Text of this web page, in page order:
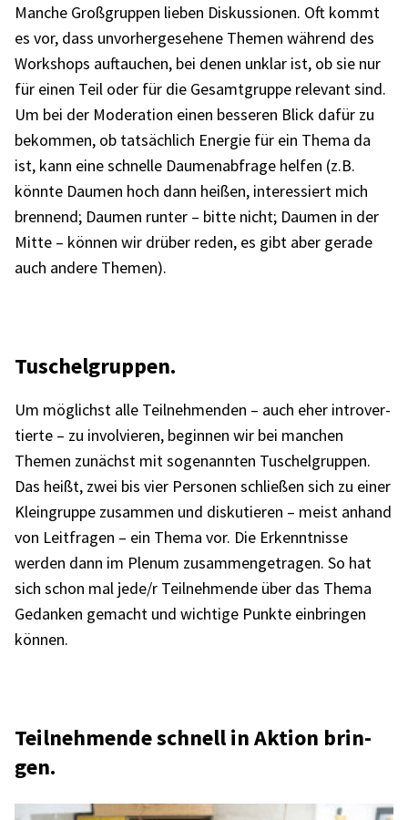
Manche Groß­grup­pen lieben Diskus­sio­nen. Oft kommt
es vor, dass unvor­her­ge­se­hene Themen während des
Work­shops auftau­chen, bei denen unklar ist, ob sie nur
für einen Teil oder für die Gesamt­gruppe rele­vant sind.
Um bei der Mode­ra­tion einen besse­ren Blick dafür zu
bekom­men, ob tatsäch­lich Ener­gie für ein Thema da
ist, kann eine schnelle Daumen­ab­frage helfen (z.B.
könnte Daumen hoch dann heißen, inter­es­siert mich
bren­nend; Daumen runter – bitte nicht; Daumen in der
Mitte – können wir drüber reden, es gibt aber gerade
auch andere Themen).
Tuschel­grup­pen.
Um möglichst alle Teil­neh­men­den – auch eher intro­ver­
tierte – zu invol­vie­ren, begin­nen wir bei manchen
Themen zunächst mit soge­nann­ten Tuschel­grup­pen.
Das heißt, zwei bis vier Perso­nen schlie­ßen sich zu einer
Klein­gruppe zusam­men und disku­tie­ren – meist anhand
von Leit­fra­gen – ein Thema vor. Die Erkennt­nisse
werden dann im Plenum zusam­men­ge­tra­gen. So hat
sich schon mal jede/r Teil­neh­mende über das Thema
Gedan­ken gemacht und wich­tige Punkte einbrin­gen
können.
Teil­neh­mende schnell in Aktion brin­
gen.